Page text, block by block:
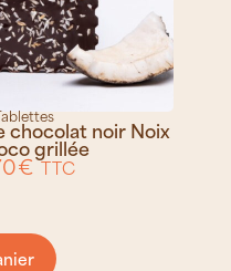
Tablettes
chocolat noir Noix
grillée
€ TTC